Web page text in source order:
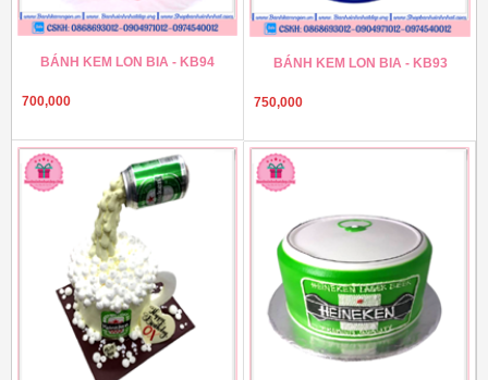
BÁNH KEM LON BIA - KB94
700,000
BÁNH KEM LON BIA - KB93
750,000